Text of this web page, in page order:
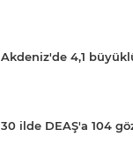
Akdeniz'de 4,1
30 ilde DEAŞ'a 104